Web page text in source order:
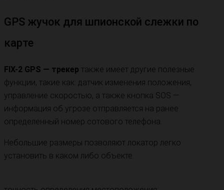
GPS жучок для шпионской слежки по
карте
FIX-2 GPS — трекер также имеет другие полезные
функции, такие как: датчик изменения положения,
управление скоростью, а также кнопка SOS —
информация об угрозе отправляется на ранее
определенный номер сотового телефона.
Небольшие размеры позволяют локатор легко
установить в каком либо объекте.